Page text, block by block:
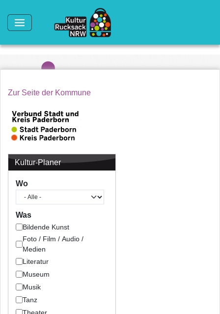
Zur Seite der Kommune
Kultur-Planer
Wo
Was
Bildende Kunst
Foto / Film / Audio /
Medien
Literatur
Museum
Musik
Tanz
Theater